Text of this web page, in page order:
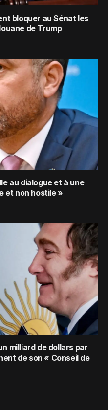
bloquer au Sénat les
de Trump
au dialogue et à une
et non hostile »
milliard de dollars par
de son « Conseil de